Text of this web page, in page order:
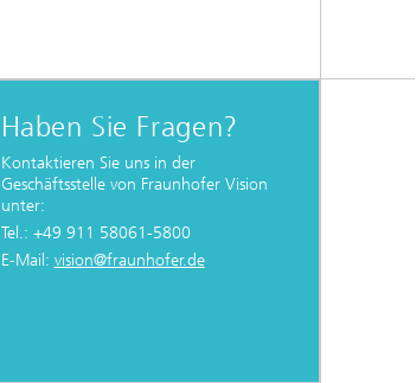
Haben Sie Fragen?
Kontaktieren Sie uns in der
Geschäftsstelle von Fraunhofer Vision
unter:
Tel.: +49 911 58061-5800
E-Mail: vision@fraunhofer.de